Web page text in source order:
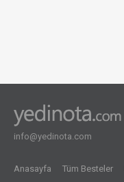
info@yedinota.com
Anasayfa Tüm Besteler